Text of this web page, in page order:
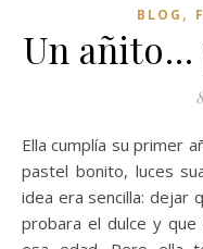
BLOG ,
Un añito…
Ella cumplía su primer añito, así que teníamos todo listo: un
pastel bonito, luces
idea era sencilla: dejar
probara el dulce y